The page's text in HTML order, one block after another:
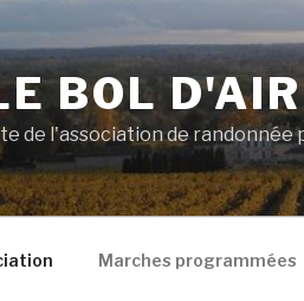
BOL D'AIR
de l'association de randonnée
Marches programmées